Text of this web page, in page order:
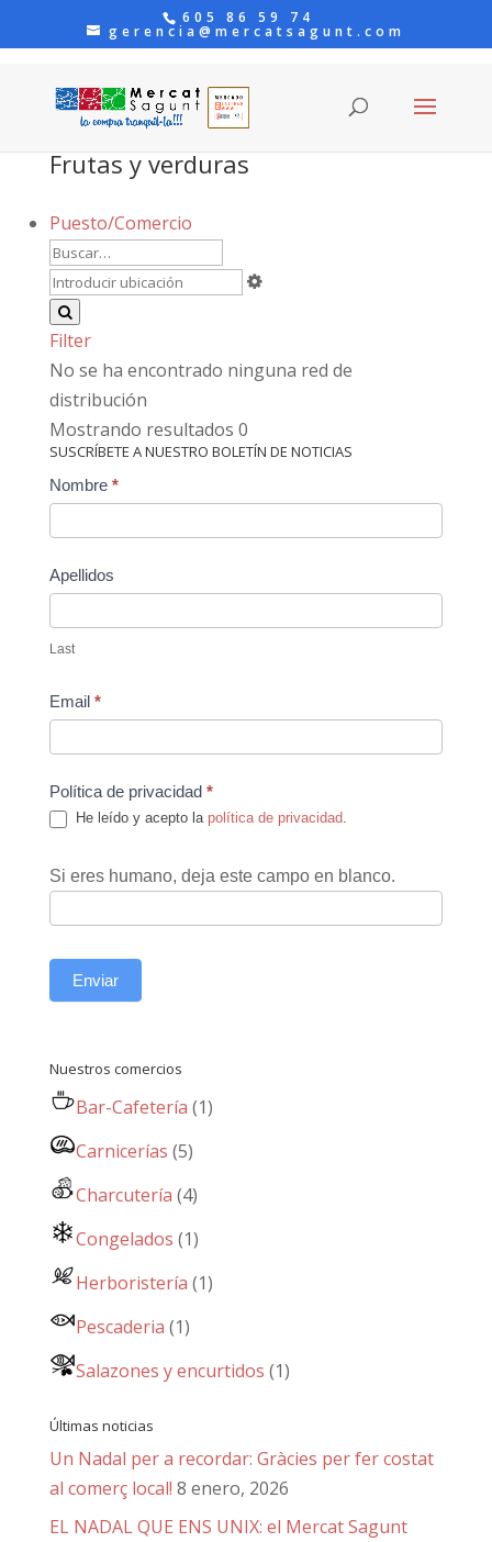
605 86 59 74
gerencia@mercatsagunt.com
Frutas y verduras
Puesto/Comercio
Filter
No se ha encontrado ninguna red de
distribución
Mostrando resultados 0
SUSCRÍBETE A NUESTRO BOLETÍN DE NOTICIAS
Contact
Nombre *
Apellidos
Last
Email *
Política de privacidad *
He leído y acepto la política de privacidad.
Si eres humano, deja este campo en blanco.
Enviar
Nuestros comercios
Bar-Cafetería (1)
Carnicerías (5)
Charcutería (4)
Congelados (1)
Herboristería (1)
Pescaderia (1)
Salazones y encurtidos (1)
Últimas noticias
Un Nadal per a recordar: Gràcies per fer costat
al comerç local! 8 enero, 2026
EL NADAL QUE ENS UNIX: el Mercat Sagunt